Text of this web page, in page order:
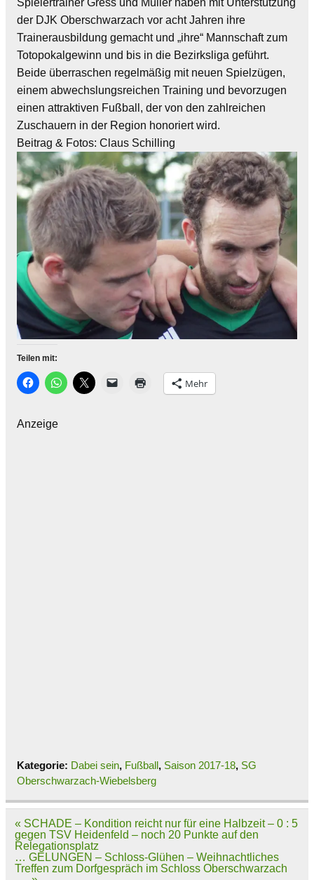
Spielertrainer Gress und Müller haben mit Unterstützung
der DJK Oberschwarzach vor acht Jahren ihre
Trainerausbildung gemacht und „ihre“ Mannschaft zum
Totopokalgewinn und bis in die Bezirksliga geführt.
Beide überraschen regelmäßig mit neuen Spielzügen,
einem abwechslungsreichen Training und bevorzugen
einen attraktiven Fußball, der von den zahlreichen
Zuschauern in der Region honoriert wird.
Beitrag & Fotos: Claus Schilling
Teilen mit:
Mehr
Anzeige
Kategorie: Dabei sein, Fußball, Saison 2017-18, SG
Oberschwarzach-Wiebelsberg
Beitragsnavigation
« SCHADE – Kondition reicht nur für eine Halbzeit – 0 : 5
gegen TSV Heidenfeld – noch 20 Punkte auf den
Relegationsplatz
… GELUNGEN – Schloss-Glühen – Weihnachtliches
Treffen zum Dorfgespräch im Schloss Oberschwarzach